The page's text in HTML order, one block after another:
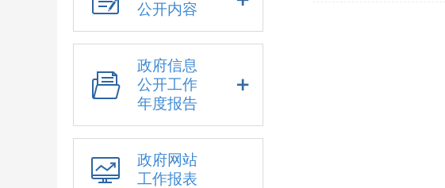
公开内容
政府信息
公开工作
年度报告
政府网站
工作报表